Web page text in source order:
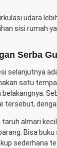
udara
sisi rumah
Serba
selanjutnya
satu
tersebut,
taruh almari
Bisa buku
sederhana